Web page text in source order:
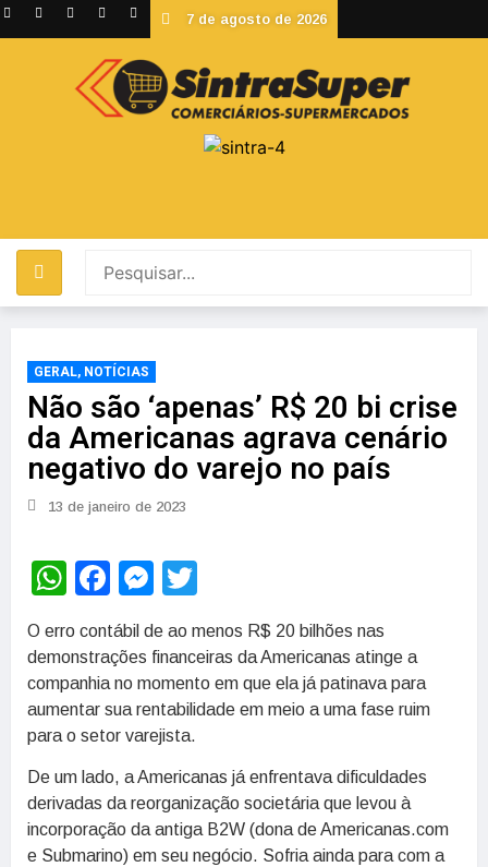
7 de agosto de 2026
GERAL, NOTÍCIAS
Não são ‘apenas’ R$ 20 bi crise
da Americanas agrava cenário
negativo do varejo no país
13 de janeiro de 2023
WhatsApp
Facebook
Messenger
O erro contábil de ao menos R$ 20 bilhões nas
demonstrações financeiras da Americanas atinge a
companhia no momento em que ela já patinava para
aumentar sua rentabilidade em meio a uma fase ruim
para o setor varejista.
De um lado, a Americanas já enfrentava dificuldades
derivadas da reorganização societária que levou à
incorporação da antiga B2W (dona de Americanas.com
e Submarino) em seu negócio. Sofria ainda para com a